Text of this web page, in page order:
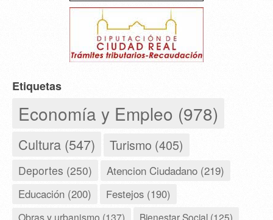
Etiquetas
Economía y Empleo (978)
Cultura (547) Turismo (405)
Deportes (250) Atencion Ciudadano (219)
Educación (200) Festejos (190)
Obras y urbanismo (137) Bienestar Social (125)